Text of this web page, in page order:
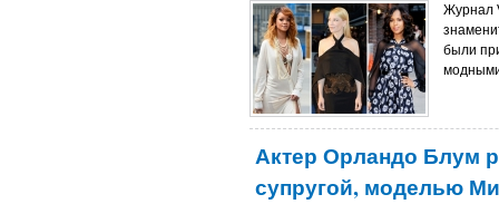
Журнал
были
Актер Орландо Блум
супругой, моделью